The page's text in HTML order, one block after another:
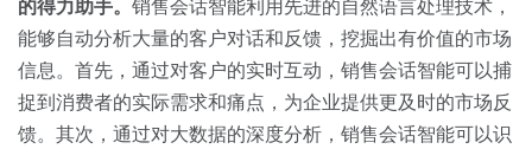
的得力助手。 销售会话智能利用先进的自然语言处理技术，
能够自动分析大量的客户对话和反馈，挖掘出有价值的市场
信息。首先，通过对客户的实时互动，销售会话智能可以捕
捉到消费者的实际需求和痛点，为企业提供更及时的市场反
馈。其次，通过对大数据的深度分析，销售会话智能可以识